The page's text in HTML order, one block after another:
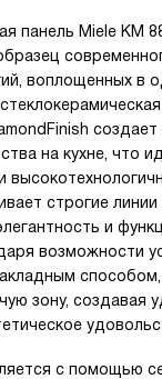
панель Miele KM
воплощенных в
на кухне, что
строгие линии
и
возможности
зону, создавая
с помощью